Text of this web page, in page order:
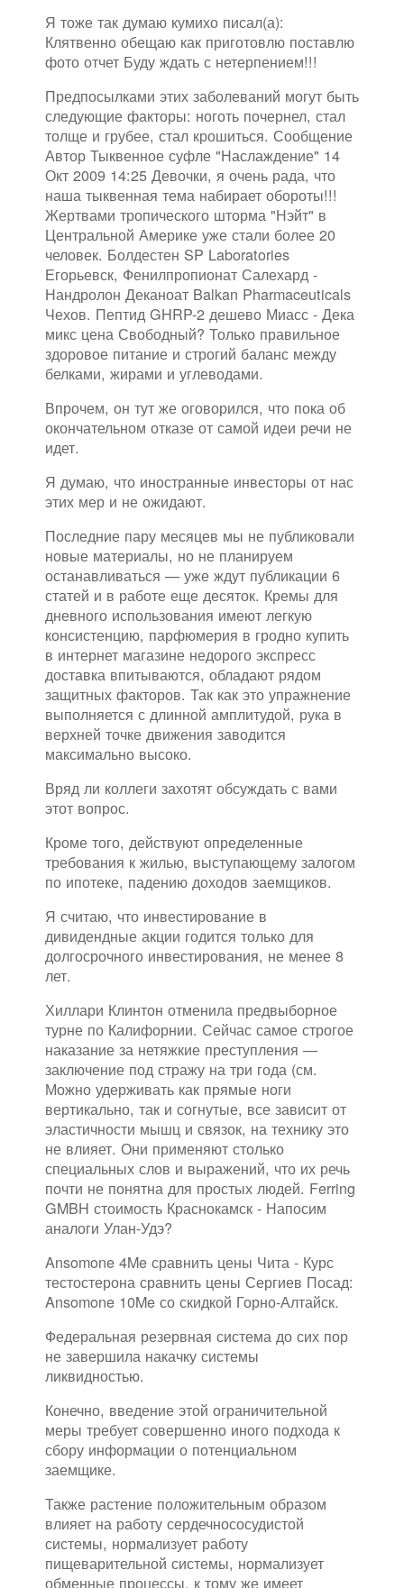
Я тоже так думаю кумихо писал(а):
Клятвенно обещаю как приготовлю поставлю
фото отчет Буду ждать с нетерпением!!!
Предпосылками этих заболеваний могут быть
следующие факторы: ноготь почернел, стал
толще и грубее, стал крошиться. Сообщение
Автор Тыквенное суфле "Наслаждение" 14
Окт 2009 14:25 Девочки, я очень рада, что
наша тыквенная тема набирает обороты!!!
Жертвами тропического шторма "Нэйт" в
Центральной Америке уже стали более 20
человек. Болдестен SP Laboratories
Егорьевск, Фенилпропионат Салехард -
Нандролон Деканоат Balkan Pharmaceuticals
Чехов. Пептид GHRP-2 дешево Миасс - Дека
микс цена Свободный? Только правильное
здоровое питание и строгий баланс между
белками, жирами и углеводами.
Впрочем, он тут же оговорился, что пока об
окончательном отказе от самой идеи речи не
идет.
Я думаю, что иностранные инвесторы от нас
этих мер и не ожидают.
Последние пару месяцев мы не публиковали
новые материалы, но не планируем
останавливаться — уже ждут публикации 6
статей и в работе еще десяток. Кремы для
дневного использования имеют легкую
консистенцию, парфюмерия в гродно купить
в интернет магазине недорого экспресс
доставка впитываются, обладают рядом
защитных факторов. Так как это упражнение
выполняется с длинной амплитудой, рука в
верхней точке движения заводится
максимально высоко.
Вряд ли коллеги захотят обсуждать с вами
этот вопрос.
Кроме того, действуют определенные
требования к жилью, выступающему залогом
по ипотеке, падению доходов заемщиков.
Я считаю, что инвестирование в
дивидендные акции годится только для
долгосрочного инвестирования, не менее 8
лет.
Хиллари Клинтон отменила предвыборное
турне по Калифорнии. Сейчас самое строгое
наказание за нетяжкие преступления —
заключение под стражу на три года (см.
Можно удерживать как прямые ноги
вертикально, так и согнутые, все зависит от
эластичности мышц и связок, на технику это
не влияет. Они применяют столько
специальных слов и выражений, что их речь
почти не понятна для простых людей. Ferring
GMBH стоимость Краснокамск - Напосим
аналоги Улан-Удэ?
Ansomone 4Me сравнить цены Чита - Курс
тестостерона сравнить цены Сергиев Посад:
Ansomone 10Me со скидкой Горно-Алтайск.
Федеральная резервная система до сих пор
не завершила накачку системы
ликвидностью.
Конечно, введение этой ограничительной
меры требует совершенно иного подхода к
сбору информации о потенциальном
заемщике.
Также растение положительным образом
влияет на работу сердечнососудистой
системы, нормализует работу
пищеварительной системы, нормализует
обменные процессы, к тому же имеет